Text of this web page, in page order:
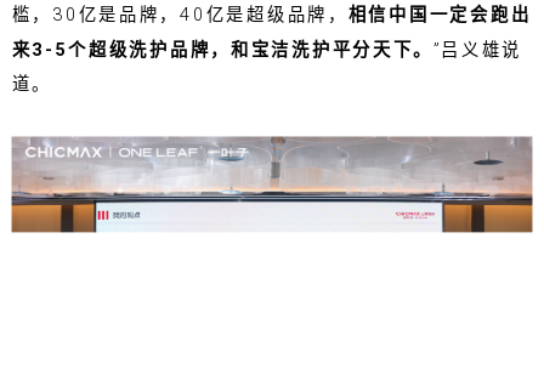
槛，30亿是品牌，40亿是超级品牌， 相信中国一定会跑出
来3-5个超级洗护品牌，和宝洁洗护平分天下。”吕义雄说
道。